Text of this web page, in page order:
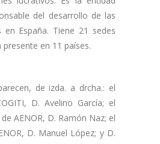
del desarrollo de las
en España. Tiene 21 sedes
presente en 11 países.
de izda. a drcha.: el
D. Avelino García; el
AENOR, D. Ramón Naz; el
D. Manuel López; y D.